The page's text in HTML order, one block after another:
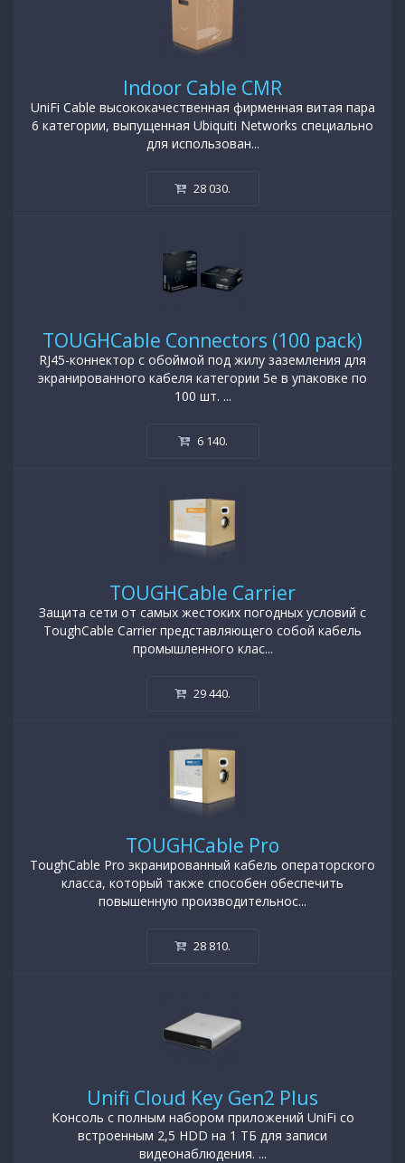
Indoor Cable CMR
UniFi Cable высококачественная фирменная витая пара
6 категории, выпущенная Ubiquiti Networks специально
для использован...
28 030.
TOUGHCable Connectors (100 pack)
RJ45-коннектор с обоймой под жилу заземления для
экранированного кабеля категории 5e в упаковке по
100 шт. ...
6 140.
TOUGHCable Carrier
Защита сети от самых жестоких погодных условий с
ToughCable Carrier представляющего собой кабель
промышленного клас...
29 440.
TOUGHCable Pro
ToughCable Pro экранированный кабель операторского
класса, который также способен обеспечить
повышенную производительнос...
28 810.
Unifi Cloud Key Gen2 Plus
Консоль с полным набором приложений UniFi со
встроенным 2,5 HDD на 1 ТБ для записи
видеонаблюдения. ...